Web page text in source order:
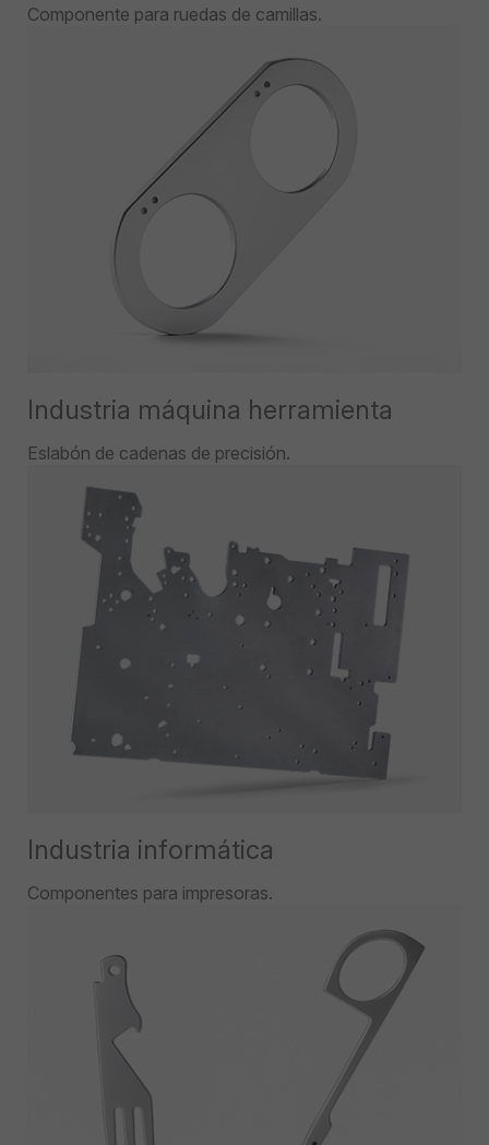
Componente para ruedas de camillas.
Industria máquina herramienta
Eslabón de cadenas de precisión.
Industria informática
Componentes para impresoras.